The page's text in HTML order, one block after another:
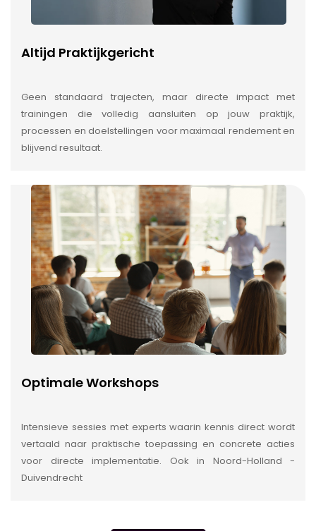
Altijd Praktijkgericht
Geen standaard trajecten, maar directe impact met
trainingen die volledig aansluiten op jouw praktijk,
processen en doelstellingen voor maximaal rendement en
blijvend resultaat.
Optimale Workshops
Intensieve sessies met experts waarin kennis direct wordt
vertaald naar praktische toepassing en concrete acties
voor directe implementatie. Ook in Noord-Holland -
Duivendrecht